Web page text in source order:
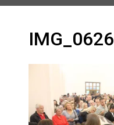
IMG_0626